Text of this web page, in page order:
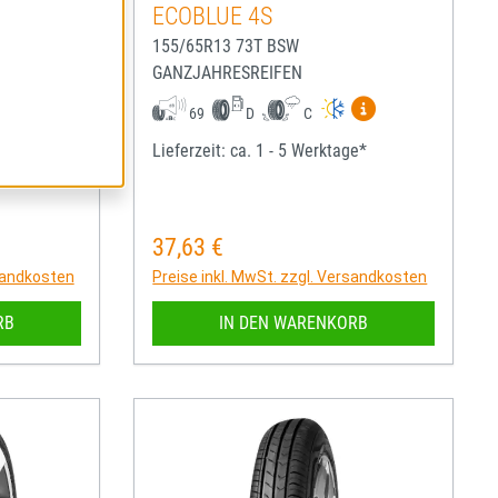
Mehr Informationen zum EU-Reifenlabel anzeigen
ECOBLUE 4S
155/65R13 73T BSW
GANZJAHRESREIFEN
69 D C
Mehr
Lieferzeit: ca. 1 - 5 Werktage*
Regulärer Preis:
37,63 €
Preise inkl. MwSt. zzgl. Versandkosten
IN DEN WARENKORB